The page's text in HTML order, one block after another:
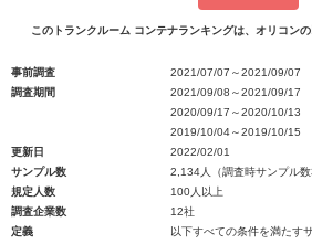
このトランクルーム コンテナランキングは、オリコン
事前調査
2021/07/07～2021/09/07
調査期間
2021/09/08～2021/09/17
2020/09/17～2020/10/13
2019/10/04～2019/10/15
更新日
2022/02/01
サンプル数
2,134人（調査時サンプル数
規定人数
100人以上
調査企業数
12社
定義
以下すべての条件を満たす